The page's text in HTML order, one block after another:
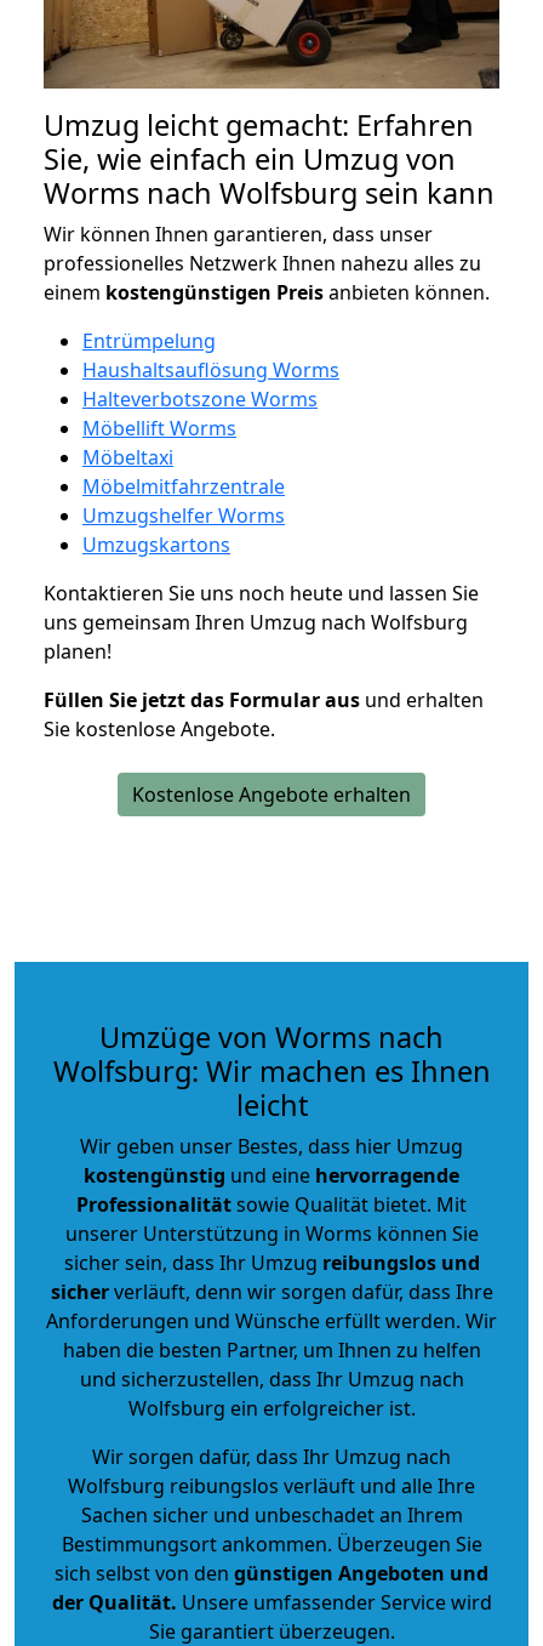
Umzug leicht gemacht: Erfahren
Sie, wie einfach ein Umzug von
Worms nach Wolfsburg sein kann
Wir können Ihnen garantieren, dass unser
professionelles Netzwerk Ihnen nahezu alles zu
einem kostengünstigen Preisanbieten können.
Entrümpelung
Haushaltsauflösung Worms
Halteverbotszone Worms
Möbellift Worms
Möbeltaxi
Möbelmitfahrzentrale
Umzugshelfer Worms
Umzugskartons
Kontaktieren Sie uns noch heute und lassen Sie
uns gemeinsam Ihren Umzug nach Wolfsburg
planen!
Füllen Sie jetzt das Formular aus und erhalten
Sie kostenlose Angebote.
Kostenlose Angebote erhalten
Umzüge von Worms nach
Wolfsburg: Wir machen es Ihnen
leicht
Wir geben unser Bestes, dass hier Umzug
kostengünstig und eine hervorragende
Professionalitätsowie Qualität bietet. Mit
unserer Unterstützung in Worms können Sie
sicher sein, dass Ihr Umzug reibungslos und
sicherverläuft, denn wir sorgen dafür, dass Ihre
Anforderungen und Wünsche erfüllt werden. Wir
haben die besten Partner, um Ihnen zu helfen
und sicherzustellen, dass Ihr Umzug nach
Wolfsburg ein erfolgreicher ist.
Wir sorgen dafür, dass Ihr Umzug nach
Wolfsburg reibungslos verläuft und alle Ihre
Sachen sicher und unbeschadet an Ihrem
Bestimmungsort ankommen. Überzeugen Sie
sich selbst von den günstigen Angeboten und
der Qualität. Unsere umfassender Service wird
Sie garantiert überzeugen.